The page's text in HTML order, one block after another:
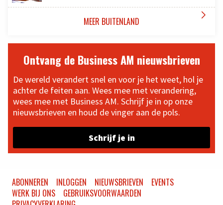
MEER BUITENLAND 
Ontvang de Business AM nieuwsbrieven
De wereld verandert snel en voor je het weet, hol je
achter de feiten aan. Wees mee met verandering,
wees mee met Business AM. Schrijf je in op onze
nieuwsbrieven en houd de vinger aan de pols.
Schrijf je in
ABONNEREN INLOGGEN NIEUWSBRIEVEN
EVENTS
WERK BIJ ONS
GEBRUIKSVOORWAARDEN